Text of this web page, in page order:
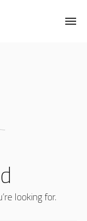
looking for.